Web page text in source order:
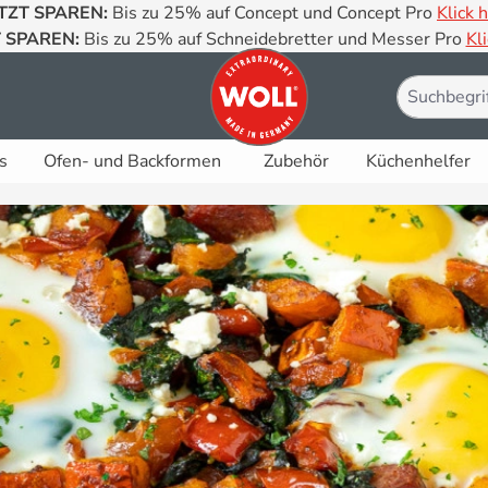
SPAREN: Bis zu 25% auf Concept und Concept Pro Klick
SPAREN: Bis zu 25% auf Schneidebretter und Messer Pro
Ofen- und Backformen Zubehör Küchenhelfer